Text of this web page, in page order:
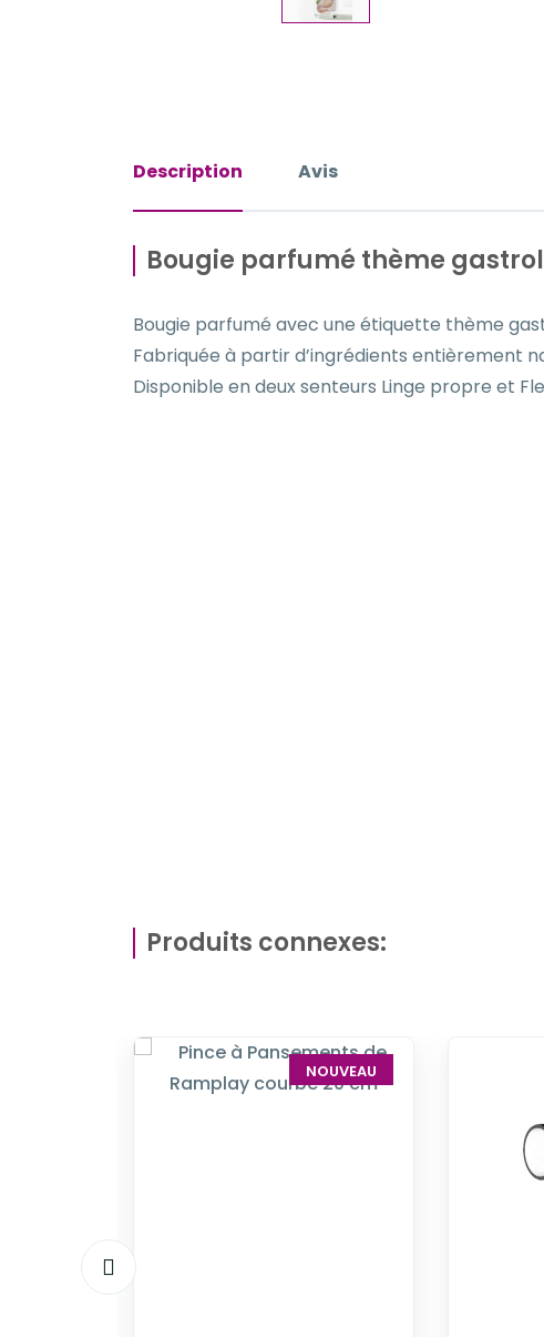
Description Avis
Bougie parfumé thème
Bougie parfumé avec une étiquette thème
Fabriquée à partir d’ingrédients entièrement
Disponible en deux senteurs Linge propre et
Produits connexes:
NOUVEAU